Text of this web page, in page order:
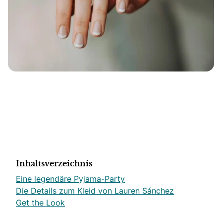
Inhaltsverzeichnis
Eine legendäre Pyjama-Party
Die Details zum Kleid von Lauren Sánchez
Get the Look